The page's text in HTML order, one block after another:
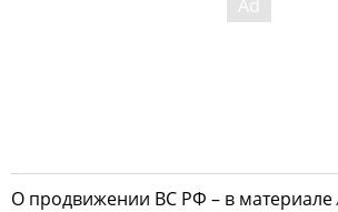
О продвижении ВС РФ – в материале